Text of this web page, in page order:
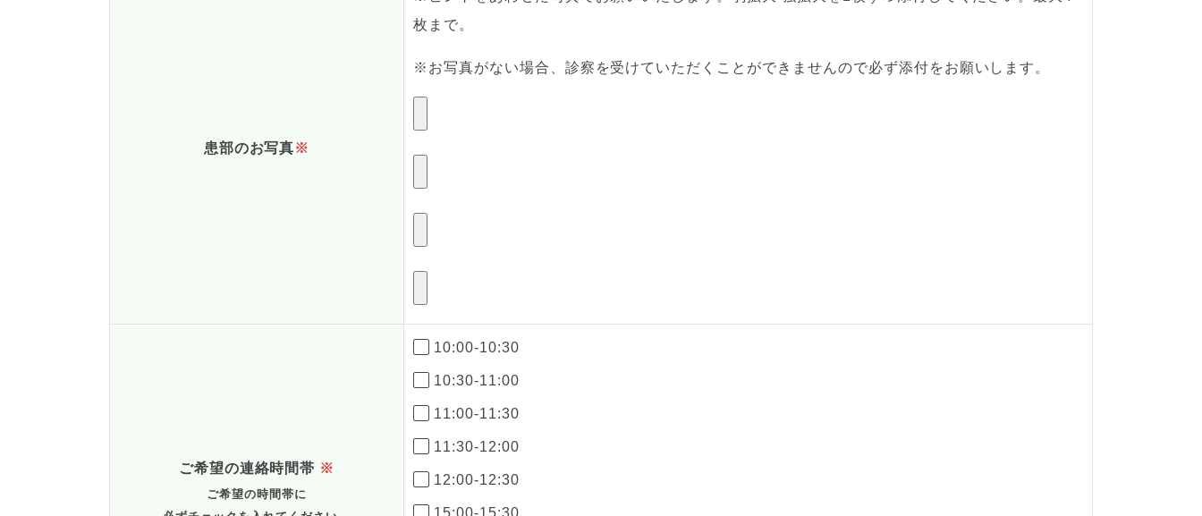
患部のお写真※
枚まで。
※お写真がない場合、診察を受けていただくことができませんので必ず添付をお願いします。
ご希望の連絡時間帯 ※
ご希望の時間帯に
10:00-10:30
10:30-11:00
11:00-11:30
11:30-12:00
12:00-12:30
15:00-15:30